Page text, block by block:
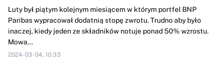
Luty był piątym kolejnym miesiącem w którym portfel BNP
Paribas wypracował dodatnią stopę zwrotu. Trudno aby było
inaczej, kiedy jeden ze składników notuje ponad 50% wzrostu.
Mowa...
2024-03-04, 10:33